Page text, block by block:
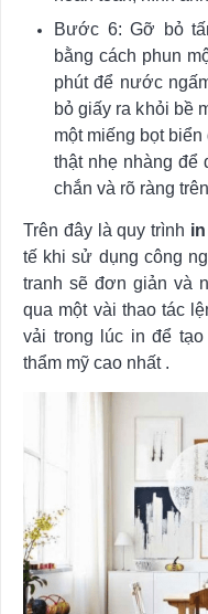
Bước 6: Gỡ bỏ
bằng cách phun
phút để nước
bỏ giấy ra khỏi bề
một miếng bọt
thật nhẹ nhàng để
chắn và rõ ràng
Trên đây là quy trình
tế khi sử dụng công
tranh sẽ đơn giản và
qua một vài thao tác
vải trong lúc in để
thẩm mỹ cao nhất .